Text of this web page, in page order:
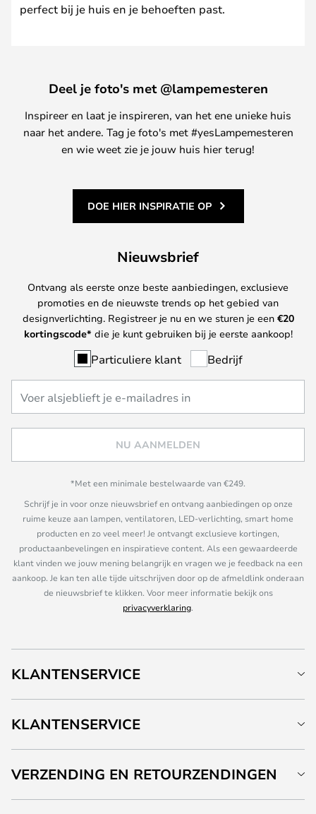
perfect bij je huis en je behoeften past.
Deel je foto's met @lampemesteren
Inspireer en laat je inspireren, van het ene unieke huis
naar het andere. Tag je foto's met #yesLampemesteren
en wie weet zie je jouw huis hier terug!
DOE HIER INSPIRATIE OP
Nieuwsbrief
Ontvang als eerste onze beste aanbiedingen, exclusieve
promoties en de nieuwste trends op het gebied van
designverlichting. Registreer je nu en we sturen je een €20
kortingscode* die je kunt gebruiken bij je eerste aankoop!
Particuliere klant Bedrijf
NU AANMELDEN
*Met een minimale bestelwaarde van €249.
Schrijf je in voor onze nieuwsbrief en ontvang aanbiedingen op onze
ruime keuze aan lampen, ventilatoren, LED-verlichting, smart home
producten en zo veel meer! Je ontvangt exclusieve kortingen,
productaanbevelingen en inspiratieve content. Als een gewaardeerde
klant vinden we jouw mening belangrijk en vragen we je feedback na een
aankoop. Je kan ten alle tijde uitschrijven door op de afmeldlink onderaan
de nieuwsbrief te klikken. Voor meer informatie bekijk ons
privacyverklaring.
KLANTENSERVICE
KLANTENSERVICE
VERZENDING EN RETOURZENDINGEN